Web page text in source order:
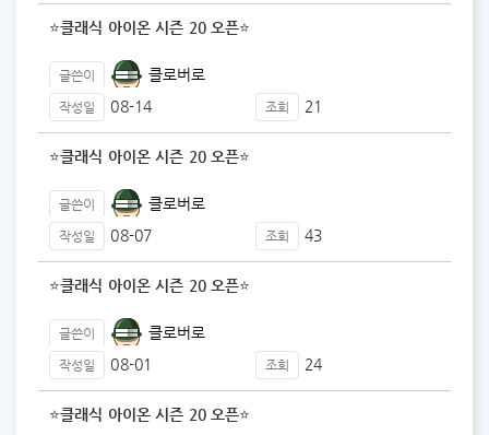
⭐클래식 아이온 시즌 20 오픈⭐
글쓴이 클로버로
작성일 08-14 조회 21
⭐클래식 아이온 시즌 20 오픈⭐
글쓴이 클로버로
작성일 08-07 조회 43
⭐클래식 아이온 시즌 20 오픈⭐
글쓴이 클로버로
작성일 08-01 조회 24
⭐클래식 아이온 시즌 20 오픈⭐